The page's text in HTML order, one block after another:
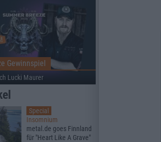
Gewinnspiel
Lucki Maurer
Special
Insomnium
metal.de goes Finnland
für "Heart Like A Grave"